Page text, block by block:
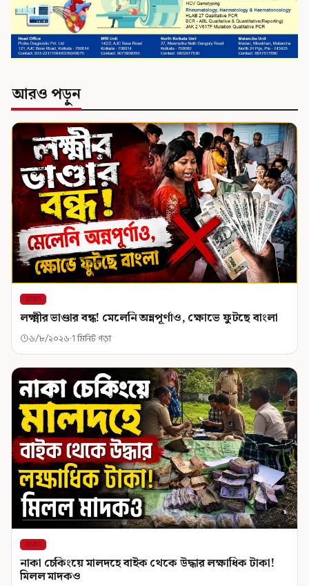
আরও পড়ুন
রাজ্য
লক্ষ্মীর ভাণ্ডার বন্ধ! মেলেনি অন্নপূর্ণাও, ক্ষোভে ফুটছে বাংলা
৬/৮/২০২৬ 1 মিনিট পড়া
রাজ্য
নাকা চেকিংয়ে মালদহে বাইক থেকে উদ্ধার লক্ষাধিক টাকা!
মিলল মাদকও